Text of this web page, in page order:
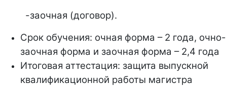
-заочная (договор).
Срок обучения: очная форма – 2 года, очно-
заочная форма и заочная форма – 2,4 года
Итоговая аттестация: защита выпускной
квалификационной работы магистра